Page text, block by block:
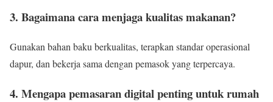
3. Bagaimana cara menjaga kualitas makanan?
Gunakan bahan baku berkualitas, terapkan standar operasional
dapur, dan bekerja sama dengan pemasok yang terpercaya.
4. Mengapa pemasaran digital penting untuk rumah